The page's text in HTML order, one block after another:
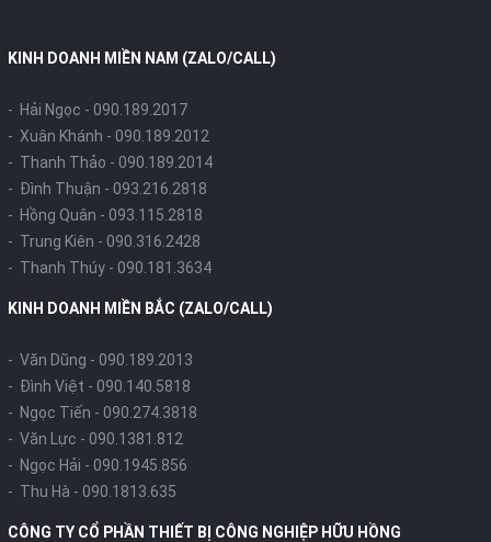
KINH DOANH MIỀN NAM (ZALO/CALL)
- Hải Ngọc - 090.189.2017
- Xuân Khánh - 090.189.2012
- Thanh Thảo - 090.189.2014
- Đình Thuận - 093.216.2818
- Hồng Quân - 093.115.2818
- Trung Kiên - 090.316.2428
- Thanh Thúy - 090.181.3634
KINH DOANH MIỀN BẮC (ZALO/CALL)
- Văn Dũng - 090.189.2013
- Đình Việt - 090.140.5818
- Ngọc Tiến - 090.274.3818
- Văn Lực - 090.1381.812
- Ngọc Hải - 090.1945.856
- Thu Hà - 090.1813.635
CÔNG TY CỔ PHẦN THIẾT BỊ CÔNG NGHIỆP HỮU HỒNG